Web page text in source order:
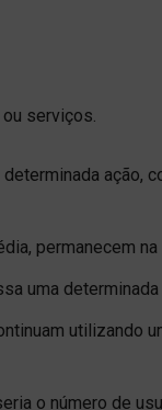
serviços.
ação,
permanecem
uma determinada
utilizando
o número de